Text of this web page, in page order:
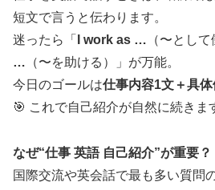
短文で言うと伝わります。
迷ったら「
I work as … （〜とし
… （〜を助ける）」が万能。
今日のゴールは仕事内容1文＋具
🎯 これで自己紹介が自然に続きま
なぜ“仕事 英語 自己紹介”が重要？
国際交流や英会話で最も多い質問